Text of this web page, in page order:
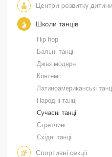
Центри розвитку дитини
Школи танців
Hip hop
Бальні танці
Джаз модерн
Контемп
Латиноамериканські
Народні танці
Сучасні танці
Стретчинг
Східні танці
Спортивні секції